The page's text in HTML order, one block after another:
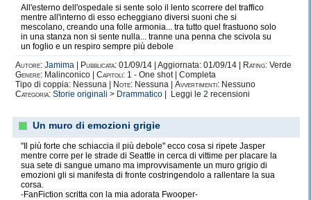
All'esterno dell'ospedale si sente solo il lento scorrere del traffico
mentre all'interno di esso echeggiano diversi suoni che si
mescolano, creando una folle armonia... tra tutto quel frastuono solo
in una stanza non si sente nulla... tranne una penna che scivola su
un foglio e un respiro sempre più debole
Autore: Jamima Pubblicata: 01/09/14 | Aggiornata: 01/09/14 | Rating: Verde
Genere: Malinconico | Capitoli: 1 - One shot | Completa
Tipo di coppia: Nessuna |
Note: Nessuna | Avvertimenti: Nessuno
Categoria: Storie originali > Drammatico | Leggi le 2 recensioni
Un muro di emozioni grigie
"Il più forte che schiaccia il più debole" ecco cosa si ripete Jasper
mentre corre per le strade di Seattle in cerca di vittime per placare la
sua sete di sangue umano ma improvvisamente un muro grigio di
emozioni gli si manifesta di fronte costringendolo a rallentare la sua
corsa.
-FanFiction scritta con la mia adorata Fwooper-